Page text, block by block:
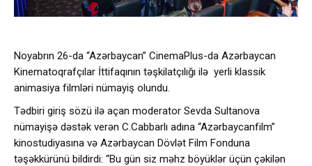
Noyabrın 26-da “Azərbaycan” CinemaPlus-da Azərbaycan
Kinematoqrafçılar İttifaqının təşkilatçılığı ilə yerli klassik
animasiya filmləri nümayiş olundu.
Tədbiri giriş sözü ilə açan moderator Sevda Sultanova
nümayişə dəstək verən C.Cabbarlı adına “Azərbaycanfilm”
kinostudiyasına və Azərbaycan Dövlət Film Fonduna
təşəkkürünü bildirdi: “Bu gün siz məhz böyüklər üçün çəkilən